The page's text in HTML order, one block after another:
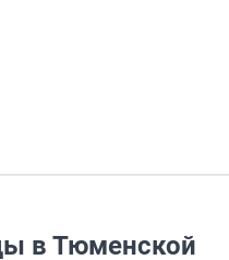
в Тюменской